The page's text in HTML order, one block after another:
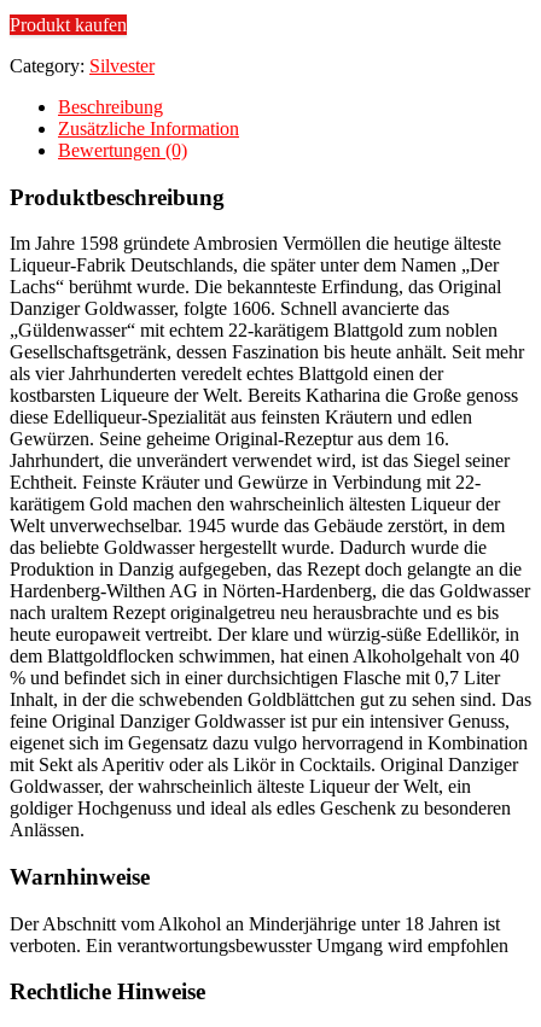
Produkt kaufen
Category: Silvester
Beschreibung
Zusätzliche Information
Bewertungen (0)
Produktbeschreibung
Im Jahre 1598 gründete Ambrosien Vermöllen die heutige älteste
Liqueur-Fabrik Deutschlands, die später unter dem Namen „Der
Lachs“ berühmt wurde. Die bekannteste Erfindung, das Original
Danziger Goldwasser, folgte 1606. Schnell avancierte das
„Güldenwasser“ mit echtem 22-karätigem Blattgold zum noblen
Gesellschaftsgetränk, dessen Faszination bis heute anhält. Seit mehr
als vier Jahrhunderten veredelt echtes Blattgold einen der
kostbarsten Liqueure der Welt. Bereits Katharina die Große genoss
diese Edelliqueur-Spezialität aus feinsten Kräutern und edlen
Gewürzen. Seine geheime Original-Rezeptur aus dem 16.
Jahrhundert, die unverändert verwendet wird, ist das Siegel seiner
Echtheit. Feinste Kräuter und Gewürze in Verbindung mit 22-
karätigem Gold machen den wahrscheinlich ältesten Liqueur der
Welt unverwechselbar. 1945 wurde das Gebäude zerstört, in dem
das beliebte Goldwasser hergestellt wurde. Dadurch wurde die
Produktion in Danzig aufgegeben, das Rezept doch gelangte an die
Hardenberg-Wilthen AG in Nörten-Hardenberg, die das Goldwasser
nach uraltem Rezept originalgetreu neu herausbrachte und es bis
heute europaweit vertreibt. Der klare und würzig-süße Edellikör, in
dem Blattgoldflocken schwimmen, hat einen Alkoholgehalt von 40
% und befindet sich in einer durchsichtigen Flasche mit 0,7 Liter
Inhalt, in der die schwebenden Goldblättchen gut zu sehen sind. Das
feine Original Danziger Goldwasser ist pur ein intensiver Genuss,
eigenet sich im Gegensatz dazu vulgo hervorragend in Kombination
mit Sekt als Aperitiv oder als Likör in Cocktails. Original Danziger
Goldwasser, der wahrscheinlich älteste Liqueur der Welt, ein
goldiger Hochgenuss und ideal als edles Geschenk zu besonderen
Anlässen.
Warnhinweise
Der Abschnitt vom Alkohol an Minderjährige unter 18 Jahren ist
verboten. Ein verantwortungsbewusster Umgang wird empfohlen
Rechtliche Hinweise